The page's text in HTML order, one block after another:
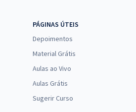
PÁGINAS ÚTEIS
Depoimentos
Material Grátis
Aulas ao Vivo
Aulas Grátis
Sugerir Curso